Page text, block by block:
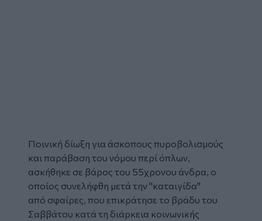
Ποινική δίωξη για άσκοπους πυροβολισμούς
και παράβαση του νόμου περί όπλων,
ασκήθηκε σε βάρος του 55χρονου άνδρα, ο
οποίος συνελήφθη μετά την "καταιγίδα"
από σφαίρες, που επικράτησε το βράδυ του
Σαββάτου κατά τη διάρκεια κοινωνικής